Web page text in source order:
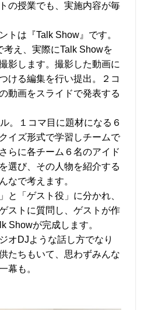
の授業でも、実施内容が毎
トは『Talk Show』です。
え、実際にTalk Showを
影します。撮影した動画に
ける編集を行い提出。２コ
動画をスライドで発表する
。１コマ目に題材になる６
イズ形式で学習しチームで
らに各チーム６名のアイド
選び、その人物を紹介する
なで考えます。
と「ゲスト役」に分かれ、
ストに質問し、ゲストが作
Showが完成します。
オDJような話し方でなり
たちもいて、思わずみんな
幕も。